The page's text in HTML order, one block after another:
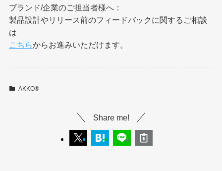
ブランド/企業のご担当者様へ：
製品設計やリリース前のフィードバックに関するご相談
は
こちらからお進みいただけます。
AKKO®︎
Share me!